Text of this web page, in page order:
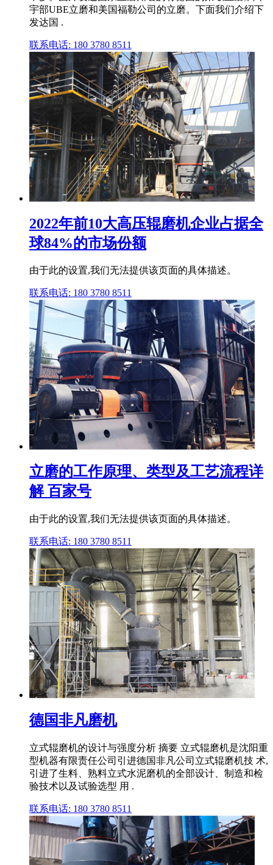
宇部UBE立磨和美国福勒公司的立磨。下面我们介绍下
发达国 .
联系电话: 180 3780 8511
2022年前10大高压辊磨机企业占据全
球84%的市场份额
由于此的设置,我们无法提供该页面的具体描述。
联系电话: 180 3780 8511
立磨的工作原理、类型及工艺流程详
解 百家号
由于此的设置,我们无法提供该页面的具体描述。
联系电话: 180 3780 8511
德国非凡磨机
立式辊磨机的设计与强度分析 摘要 立式辊磨机是沈阳重
型机器有限责任公司引进德国非凡公司立式辊磨机技 术,
引进了生料、熟料立式水泥磨机的全部设计、制造和检
验技术以及试验选型 用 .
联系电话: 180 3780 8511